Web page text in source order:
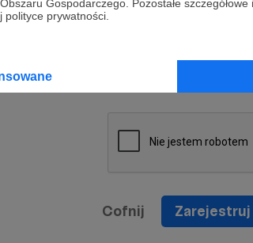
Gospodarczego. Pozostałe
prywatności.
na
prawidłowego świadczenia
informacji handlowych -
Cofnij Zarejestruj